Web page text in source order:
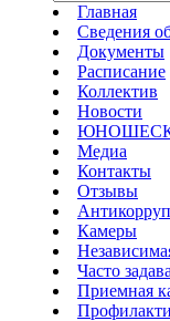
Главная
Сведения
Документы
Расписание
Коллектив
Новости
Медиа
Контакты
Отзывы
Камеры
Часто
Приемная